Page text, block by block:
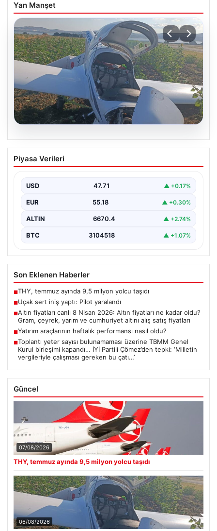
Yan Manşet
06.08.2026
Uçak sert iniş yaptı: Pilot yaralandı
Piyasa Verileri
USD 47.71 ▲ +0.17%
EUR 55.18 ▲ +0.30%
ALTIN 6670.4 ▲ +2.74%
BTC 3104518 ▲ +1.07%
Son Eklenen Haberler
■THY, temmuz ayında 9,5 milyon yolcu taşıdı
■Uçak sert iniş yaptı: Pilot yaralandı
■Altın fiyatları canlı 8 Nisan 2026: Altın fiyatları ne kadar oldu?
Gram, çeyrek, yarım ve cumhuriyet altını alış satış fiyatları
■Yatırım araçlarının haftalık performansı nasıl oldu?
■Toplantı yeter sayısı bulunamaması üzerine TBMM Genel
Kurul birleşimi kapandı… İYİ Partili Çömez’den tepki: ‘Milletin
vergileriyle çalışması gereken bu çatı…’
Güncel
07/08/2026
THY, temmuz ayında 9,5 milyon yolcu taşıdı
06/08/2026